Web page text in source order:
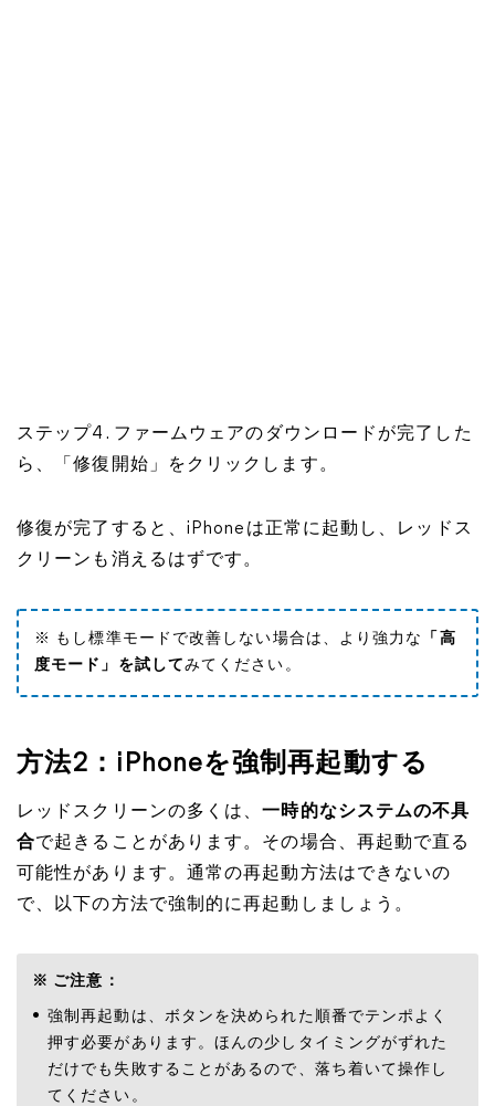
ステップ4. ファームウェアのダウンロードが完了した
ら、「修復開始」をクリックします。
修復が完了すると、iPhoneは正常に起動し、レッドス
クリーンも消えるはずです。
※ もし標準モードで改善しない場合は、より強力な
「高
度モード」を試してみてください。
方法2：iPhoneを強制再起動する
レッドスクリーンの多くは、一時的なシステムの不具
合で起きることがあります。その場合、再起動で直る
可能性があります。通常の再起動方法はできないの
で、以下の方法で強制的に再起動しましょう。
※ ご注意：
強制再起動は、ボタンを決められた順番でテンポよく
押す必要があります。ほんの少しタイミングがずれた
だけでも失敗することがあるので、落ち着いて操作し
てください。